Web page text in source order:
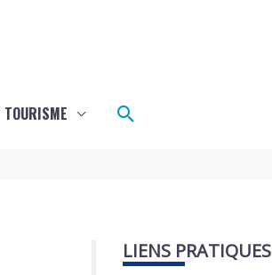
TOURISME Rechercher
LIENS PRATIQUES